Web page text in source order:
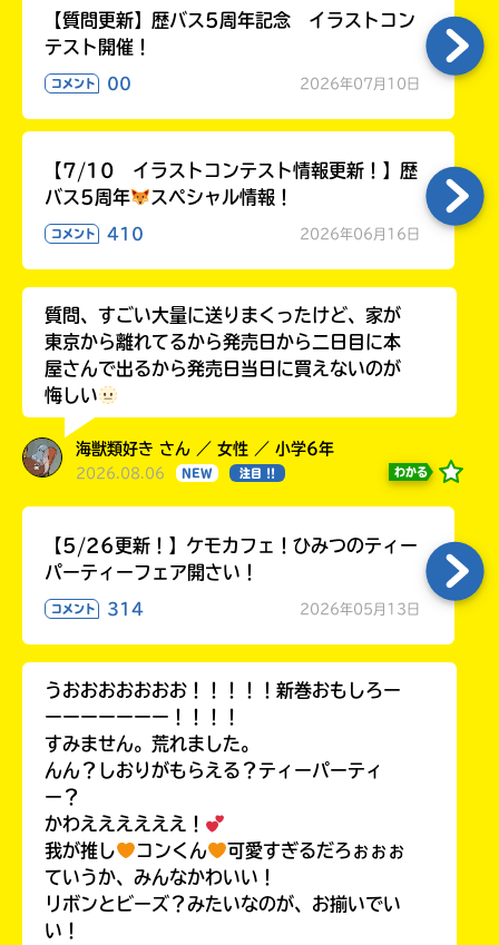
【質問更新】歴バス5周年記念 イラストコン
テスト開催！
コメント 00 2026年07月10日
【7/10 イラストコンテスト情報更新！】歴
バス5周年
スペシャル情報！
コメント 410 2026年06月16日
質問、すごい大量に送りまくったけど、家が
東京から離れてるから発売日から二日目に本
屋さんで出るから発売日当日に買えないのが
悔しい
海獣類好き さん ／ 女性 ／ 小学6年
2026.08.06 NEW 注目 !! わかる
【5/26更新！】ケモカフェ！ひみつのティー
パーティーフェア開さい！
コメント 314 2026年05月13日
うおおおおおおお！！！！！新巻おもしろー
ーーーーーーー！！！！
すみません。荒れました。
んん？しおりがもらえる？ティーパーティ
ー？
かわええええええ！
我が推し
コンくん
可愛すぎるだろぉぉぉ
ていうか、みんなかわいい！
リボンとビーズ？みたいなのが、お揃いでい
い！